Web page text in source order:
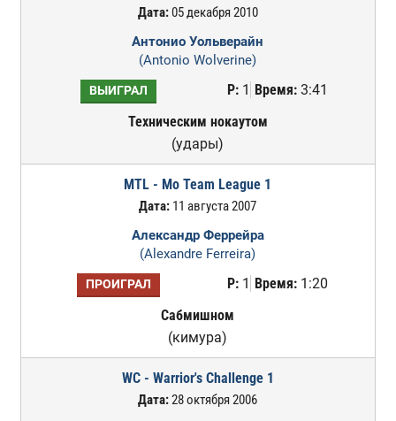
Дата:05 декабря 2010
Антонио Уольверайн
(Antonio Wolverine)
ВЫИГРАЛ Р:1 Время:3:41
Техническим нокаутом
(удары)
MTL - Mo Team League 1
Дата: 11 августа 2007
Александр Феррейра
(Alexandre Ferreira)
ПРОИГРАЛ Р:1 Время:1:20
Сабмишном
(кимура)
WC - Warrior's Challenge 1
Дата:28 октября 2006